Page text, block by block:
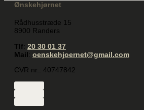
Ønskehjørnet
Rådhusstræde 15
8900 Randers
Tlf: 20 30 01 37
Mail: oenskehjoernet@gmail.com
CVR nr.: 40747842